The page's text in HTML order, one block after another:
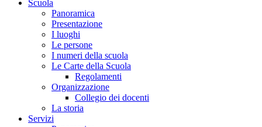
Scuola
Panoramica
Presentazione
I luoghi
Le persone
I numeri della scuola
Le Carte della Scuola
Regolamenti
Organizzazione
Collegio dei docenti
La storia
Servizi